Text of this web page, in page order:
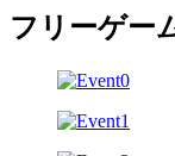
フリーゲー